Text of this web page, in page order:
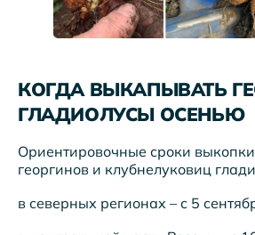
КОГДА ВЫКАПЫВАТЬ
ГЛАДИОЛУСЫ ОСЕНЬЮ
Ориентировочные сроки
георгинов и клубнелуковиц
в северных регионах – с 5